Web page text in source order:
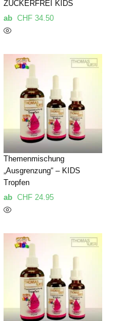
ZUCKERFREI KIDS
ab CHF 34.50
Themenmischung
„Ausgrenzung“ – KIDS
Tropfen
ab CHF 24.95